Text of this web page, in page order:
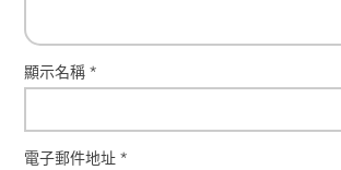
顯示名稱*
電子郵件地址*